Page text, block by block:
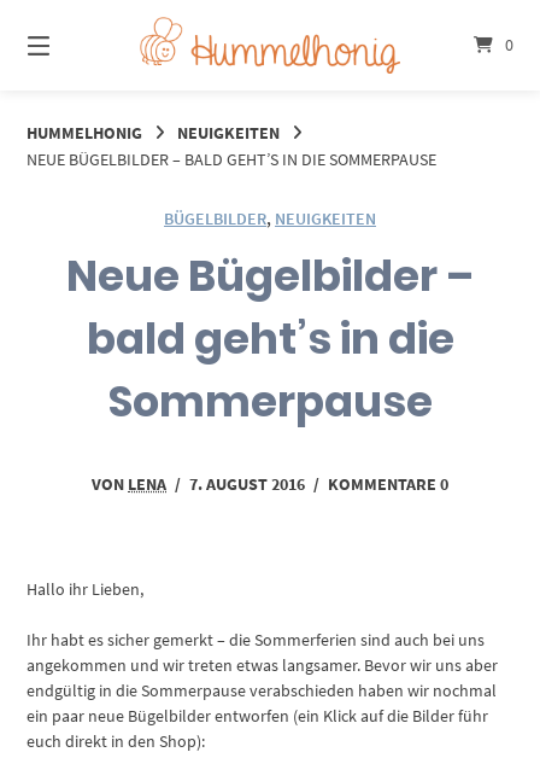
zum
Inhalt
0
HUMMELHONIG
NEUIGKEITEN
NEUE BÜGELBILDER – BALD GEHT’S IN DIE SOMMERPAUSE
BÜGELBILDER, NEUIGKEITEN
Neue Bügelbilder –
bald geht’s in die
Sommerpause
VON LENA / 7. AUGUST 2016 / KOMMENTARE 0
Hallo ihr Lieben,
Ihr habt es sicher gemerkt – die Sommerferien sind auch bei uns
angekommen und wir treten etwas langsamer. Bevor wir uns aber
endgültig in die Sommerpause verabschieden haben wir nochmal
ein paar neue Bügelbilder entworfen (ein Klick auf die Bilder führ
euch direkt in den Shop):